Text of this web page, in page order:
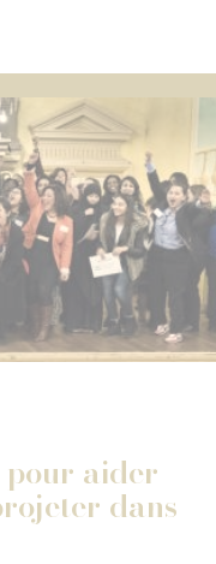
pour aider
dans